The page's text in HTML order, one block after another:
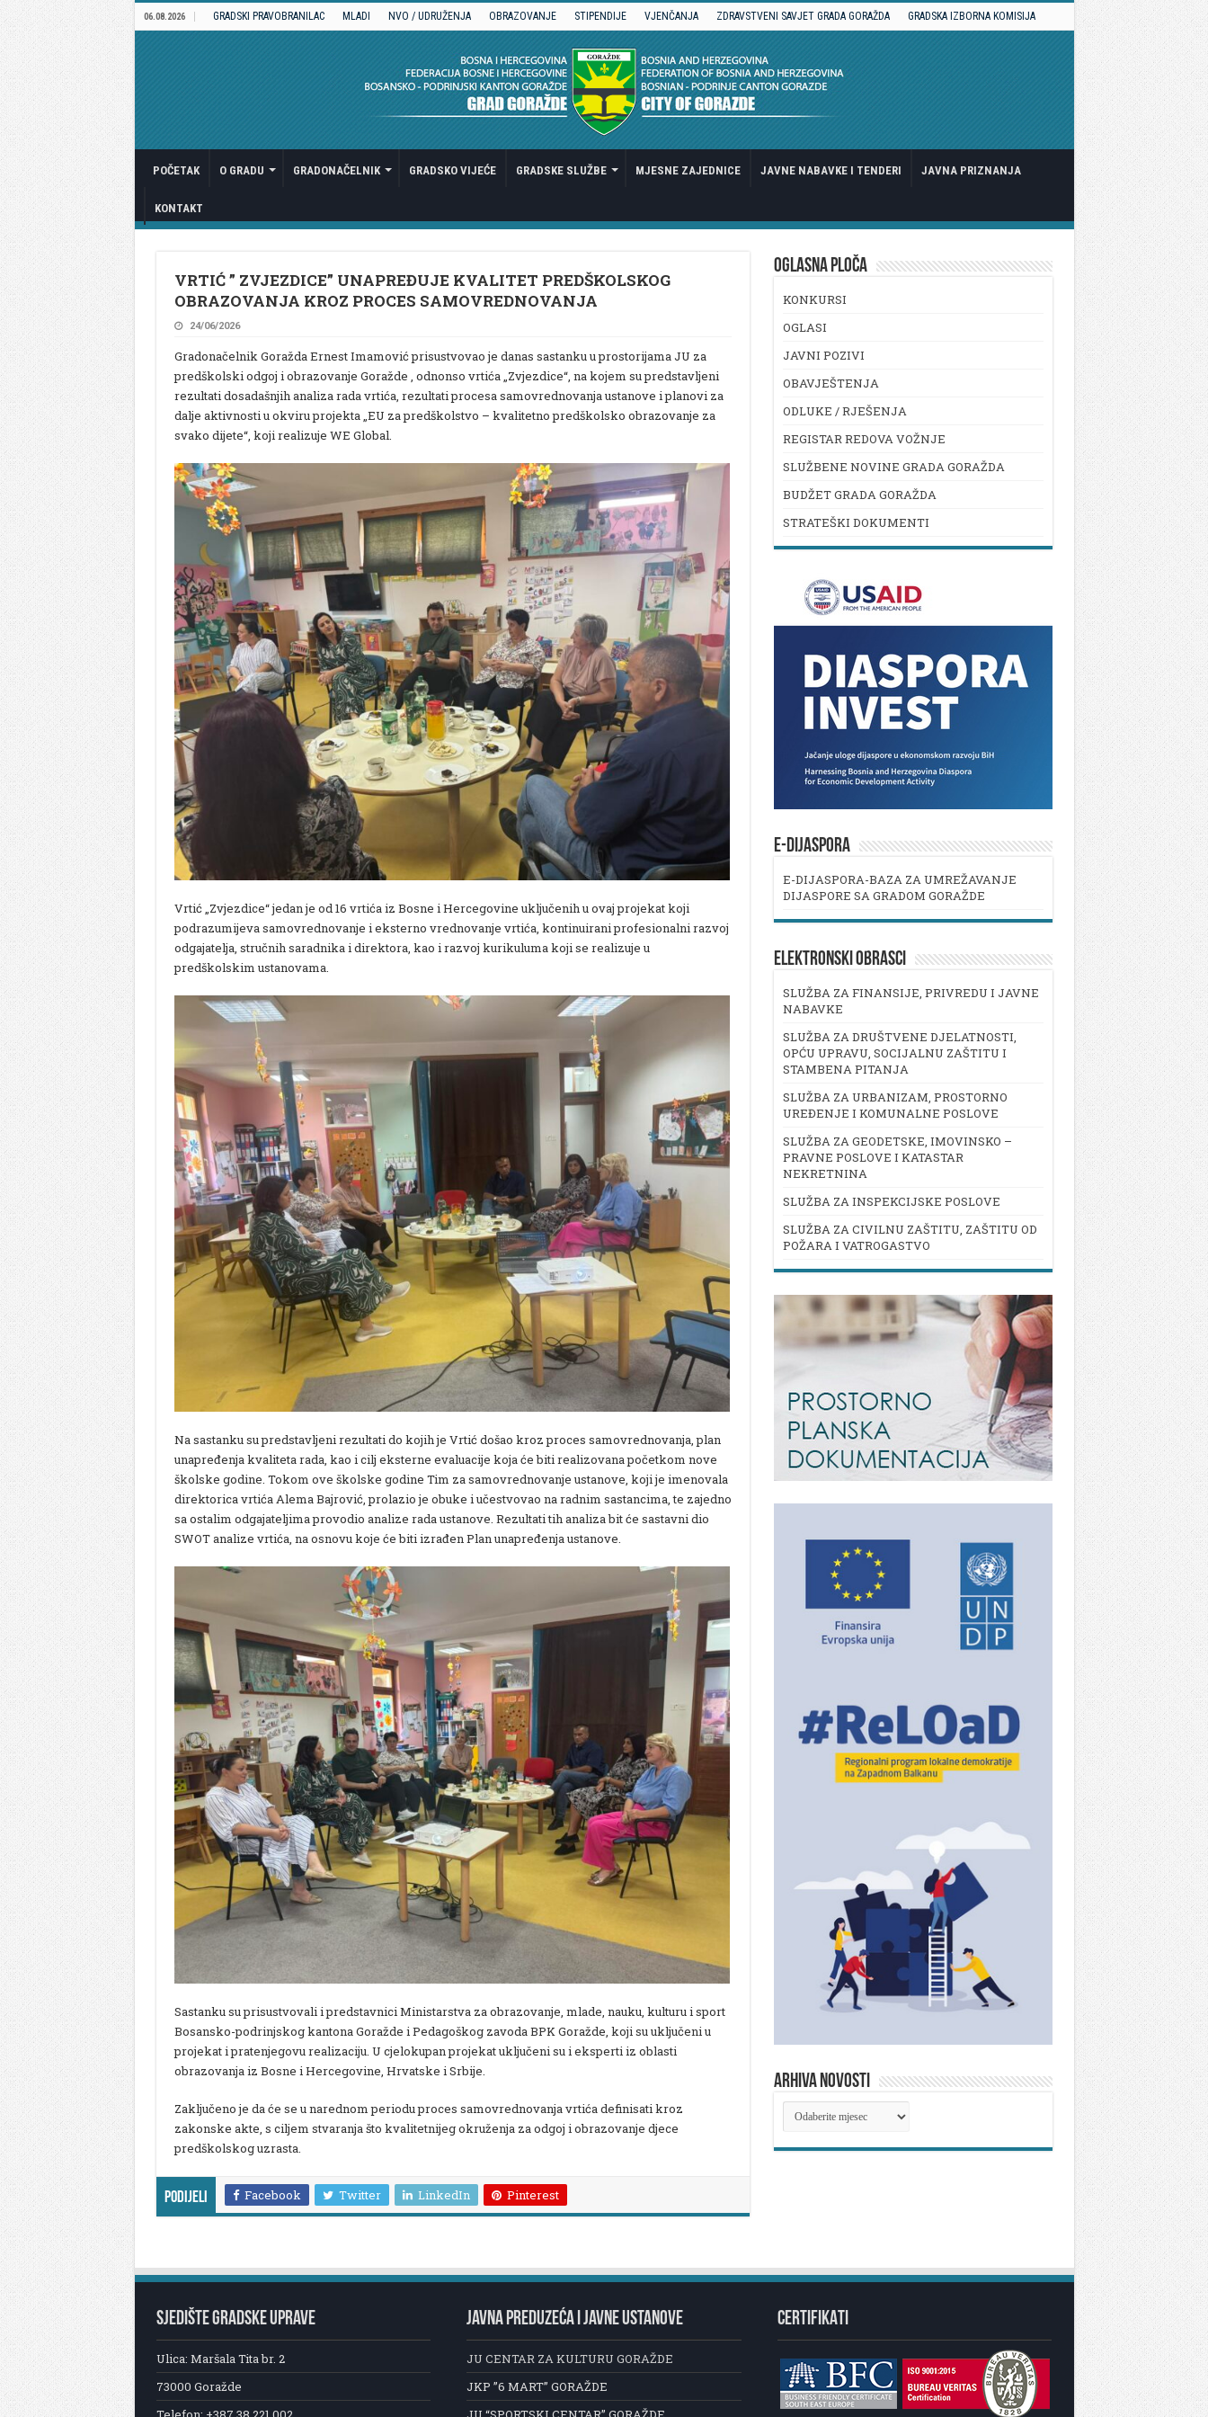
06.08.2026 GRADSKI PRAVOBRANILAC MLADI NVO / UDRUŽENJA OBRAZOVANJE STIPENDIJE VJENČANJA ZDRAVSTVENI SAVJET GRADA GORAŽDA GRADSKA IZBORNA KOMISIJA
POČETAK O GRADU GRADONAČELNIK GRADSKO VIJEĆE GRADSKE SLUŽBE MJESNE ZAJEDNICE JAVNE NABAVKE I TENDERI JAVNA PRIZNANJA
KONTAKT
VRTIĆ ” ZVJEZDICE” UNAPREĐUJE KVALITET PREDŠKOLSKOG
OBRAZOVANJA KROZ PROCES SAMOVREDNOVANJA
24/06/2026
Gradonačelnik Goražda Ernest Imamović prisustvovao je danas sastanku u prostorijama JU za
predškolski odgoj i obrazovanje Goražde , odnonso vrtića „Zvjezdice“, na kojem su predstavljeni
rezultati dosadašnjih analiza rada vrtića, rezultati procesa samovrednovanja ustanove i planovi za
dalje aktivnosti u okviru projekta „EU za predškolstvo – kvalitetno predškolsko obrazovanje za
svako dijete“, koji realizuje WE Global.
Vrtić „Zvjezdice“ jedan je od 16 vrtića iz Bosne i Hercegovine uključenih u ovaj projekat koji
podrazumijeva samovrednovanje i eksterno vrednovanje vrtića, kontinuirani profesionalni razvoj
odgajatelja, stručnih saradnika i direktora, kao i razvoj kurikuluma koji se realizuje u
predškolskim ustanovama.
Na sastanku su predstavljeni rezultati do kojih je Vrtić došao kroz proces samovrednovanja, plan
unapređenja kvaliteta rada, kao i cilj eksterne evaluacije koja će biti realizovana početkom nove
školske godine. Tokom ove školske godine Tim za samovrednovanje ustanove, koji je imenovala
direktorica vrtića Alema Bajrović, prolazio je obuke i učestvovao na radnim sastancima, te zajedno
sa ostalim odgajateljima provodio analize rada ustanove. Rezultati tih analiza bit će sastavni dio
SWOT analize vrtića, na osnovu koje će biti izrađen Plan unapređenja ustanove.
Sastanku su prisustvovali i predstavnici Ministarstva za obrazovanje, mlade, nauku, kulturu i sport
Bosansko-podrinjskog kantona Goražde i Pedagoškog zavoda BPK Goražde, koji su uključeni u
projekat i pratenjegovu realizaciju. U cjelokupan projekat uključeni su i eksperti iz oblasti
obrazovanja iz Bosne i Hercegovine, Hrvatske i Srbije.
Zaključeno je da će se u narednom periodu proces samovrednovanja vrtića definisati kroz
zakonske akte, s ciljem stvaranja što kvalitetnijeg okruženja za odgoj i obrazovanje djece
predškolskog uzrasta.
Podijeli Facebook Twitter LinkedIn Pinterest
OGLASNA PLOČA
KONKURSI
OGLASI
JAVNI POZIVI
OBAVJEŠTENJA
ODLUKE / RJEŠENJA
REGISTAR REDOVA VOŽNJE
SLUŽBENE NOVINE GRADA GORAŽDA
BUDŽET GRADA GORAŽDA
STRATEŠKI DOKUMENTI
E-DIJASPORA
E-DIJASPORA-BAZA ZA UMREŽAVANJE
DIJASPORE SA GRADOM GORAŽDE
ELEKTRONSKI OBRASCI
SLUŽBA ZA FINANSIJE, PRIVREDU I JAVNE
NABAVKE
SLUŽBA ZA DRUŠTVENE DJELATNOSTI,
OPĆU UPRAVU, SOCIJALNU ZAŠTITU I
STAMBENA PITANJA
SLUŽBA ZA URBANIZAM, PROSTORNO
UREĐENJE I KOMUNALNE POSLOVE
SLUŽBA ZA GEODETSKE, IMOVINSKO –
PRAVNE POSLOVE I KATASTAR
NEKRETNINA
SLUŽBA ZA INSPEKCIJSKE POSLOVE
SLUŽBA ZA CIVILNU ZAŠTITU, ZAŠTITU OD
POŽARA I VATROGASTVO
ARHIVA NOVOSTI
ARHIVA
NOVOSTI
SJEDIŠTE GRADSKE UPRAVE
Ulica: Maršala Tita br. 2
73000 Goražde
JAVNA PREDUZEĆA I JAVNE USTANOVE
JU CENTAR ZA KULTURU GORAŽDE
JKP ”6 MART” GORAŽDE
CERTIFIKATI